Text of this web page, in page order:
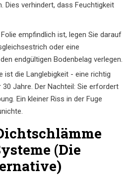
Dies verhindert, dass Feuchtigkeit
Folie empfindlich ist, legen Sie darauf
oder eine
endgültigen Bodenbelag verlegen.
ist die Langlebigkeit - eine richtig
Jahre. Der Nachteil: Sie erfordert
Ein kleiner Riss in der Fuge
(Die